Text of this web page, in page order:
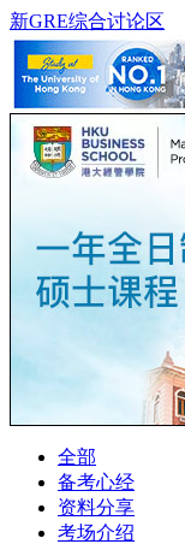
新GRE综合讨论区
全部
备考心经
资料分享
考场介绍